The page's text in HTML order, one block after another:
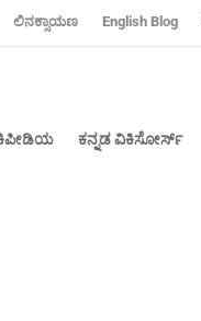
ಲಿನಕ್ಸಾಯಣ ‍English Blog
ಕನ್ನಡ ವಿಕಿಸೋರ್ಸ್